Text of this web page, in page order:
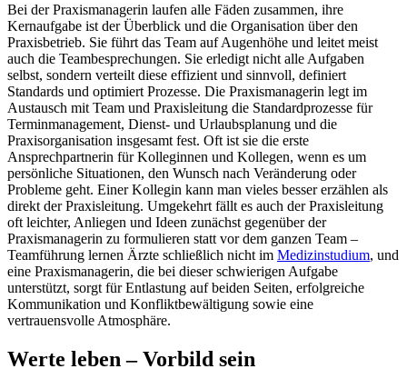
Bei der Praxismanagerin laufen alle Fäden zusammen, ihre
Kernaufgabe ist der Überblick und die Organisation über den
Praxisbetrieb. Sie führt das Team auf Augenhöhe und leitet meist
auch die Teambesprechungen. Sie erledigt nicht alle Aufgaben
selbst, sondern verteilt diese effizient und sinnvoll, definiert
Standards und optimiert Prozesse. Die Praxismanagerin legt im
Austausch mit Team und Praxisleitung die Standardprozesse für
Terminmanagement, Dienst- und Urlaubsplanung und die
Praxisorganisation insgesamt fest. Oft ist sie die erste
Ansprechpartnerin für Kolleginnen und Kollegen, wenn es um
persönliche Situationen, den Wunsch nach Veränderung oder
Probleme geht. Einer Kollegin kann man vieles besser erzählen als
direkt der Praxisleitung. Umgekehrt fällt es auch der Praxisleitung
oft leichter, Anliegen und Ideen zunächst gegenüber der
Praxismanagerin zu formulieren statt vor dem ganzen Team –
Teamführung lernen Ärzte schließlich nicht im Medizinstudium, und
eine Praxismanagerin, die bei dieser schwierigen Aufgabe
unterstützt, sorgt für Entlastung auf beiden Seiten, erfolgreiche
Kommunikation und Konfliktbewältigung sowie eine
vertrauensvolle Atmosphäre.
Werte leben – Vorbild sein